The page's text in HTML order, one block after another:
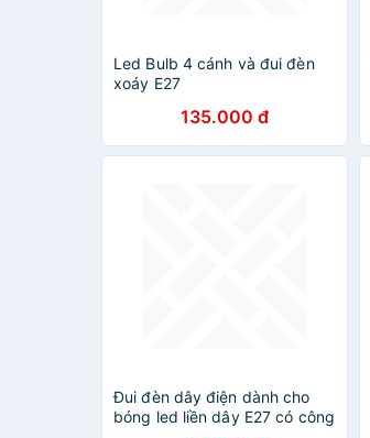
Led Bulb 4 cánh và đui đèn
xoáy E27
135.000 đ
Đui đèn dây điện dành cho
bóng led liền dây E27 có công